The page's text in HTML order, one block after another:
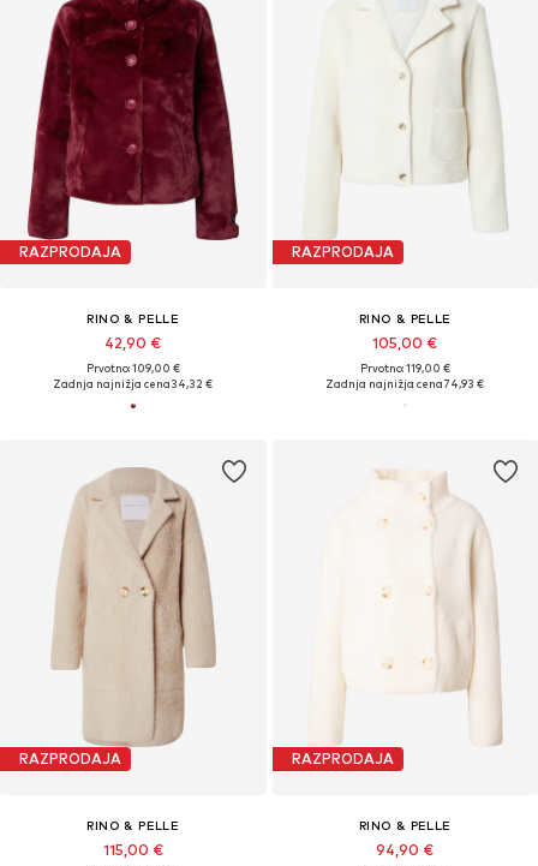
RAZPRODAJA
RINO & PELLE
42,90 €
Prvotno: 109,00 €
Zadnja najnižja cena34,32 €
RAZPRODAJA
RINO & PELLE
105,00 €
Prvotno: 119,00 €
Zadnja najnižja cena74,93 €
RAZPRODAJA
RINO & PELLE
115,00 €
RAZPRODAJA
RINO & PELLE
94,90 €